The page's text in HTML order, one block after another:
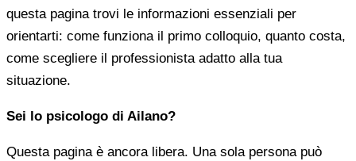
questa pagina trovi le informazioni essenziali per
orientarti: come funziona il primo colloquio, quanto costa,
come scegliere il professionista adatto alla tua
situazione.
Sei lo psicologo di Ailano?
Questa pagina è ancora libera. Una sola persona può